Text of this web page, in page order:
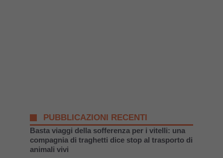
PUBBLICAZIONI RECENTI
Basta viaggi della sofferenza per i vitelli: una
compagnia di traghetti dice stop al trasporto di
animali vivi